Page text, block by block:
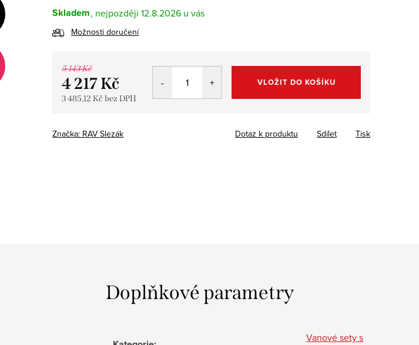
Skladem 12.8.2026
Možnosti doručení
5 143 Kč
4 217 Kč
3 485,12 Kč bez DPH
VLOŽIT DO KOŠÍKU
Značka: RAV Slezák Tisk
Dotaz k produktu Sdílet
Doplňkové parametry
Vanové sety s